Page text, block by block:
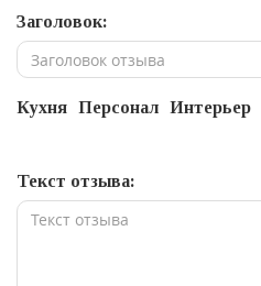
Заголовок:
Кухня Персонал Интерьер
Текст отзыва: